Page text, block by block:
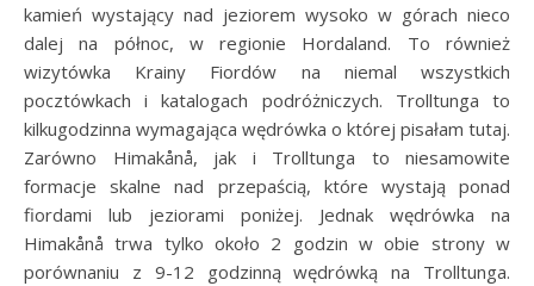
kamień wystający nad jeziorem wysoko w górach nieco
dalej na północ, w regionie Hordaland. To również
wizytówka Krainy Fiordów na niemal wszystkich
pocztówkach i katalogach podróżniczych. Trolltunga to
kilkugodzinna wymagająca wędrówka o której pisałam tutaj.
Zarówno Himakånå, jak i Trolltunga to niesamowite
formacje skalne nad przepaścią, które wystają ponad
fiordami lub jeziorami poniżej. Jednak wędrówka na
Himakånå trwa tylko około 2 godzin w obie strony w
porównaniu z 9-12 godzinną wędrówką na Trolltunga.